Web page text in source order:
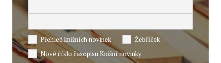
Přehled knižních novinek
Žebříček
Nové číslo časopisu Knižní novinky